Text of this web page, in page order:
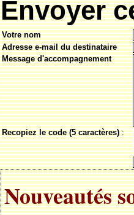
Envoyer
Votre nom
Adresse e-mail du destinataire
Message d'accompagnement
Recopiez le code (5 caractères):
Nouveautés